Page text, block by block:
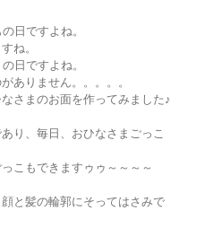
日ですよね。
ね。
日ですよね。
ありません。。。。。
さまのお面を作ってみました♪
り、毎日、おひなさまごっこ
こもできますゥゥ～～～～
と髪の輪郭にそってはさみで